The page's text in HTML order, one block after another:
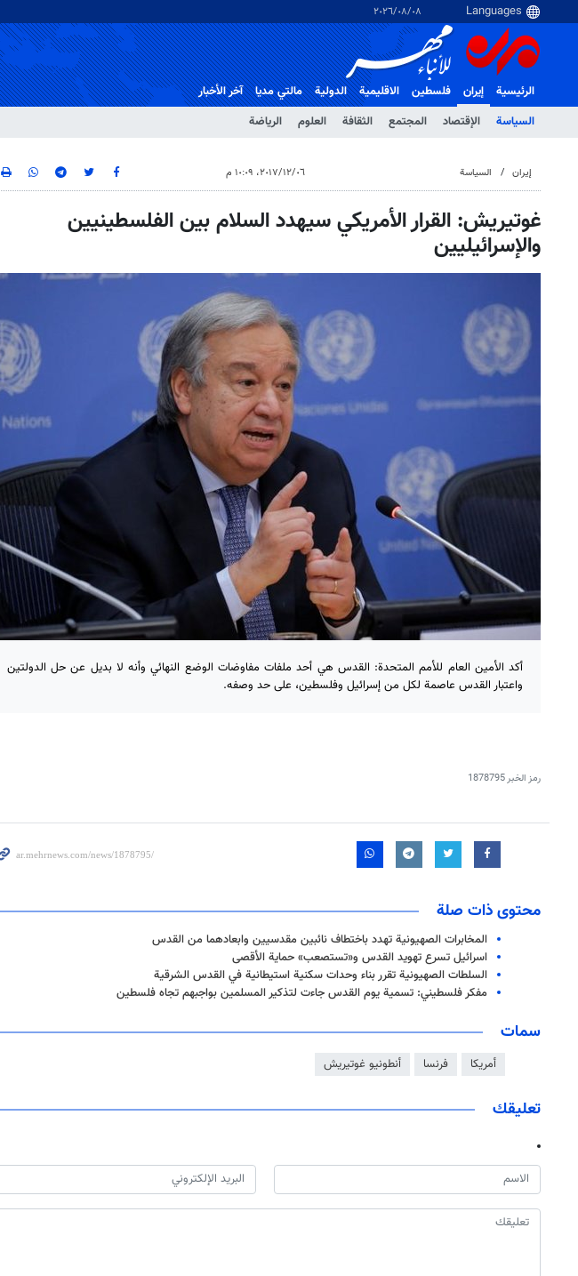
٠٨‏/٠٨‏/٢٠٢٦
الرئيسية
إيران
السياسة
الإقتصاد المجتمع الثقافة العلوم الرياضة
فلسطین الاقلیمیة الدولية مالتي مدیا آخر الأخبار
إيران السياسة ٠٦‏/١٢‏/٢٠١٧، ١٠:٠٩ م
غوتيريش: القرار الأمريكي سيهدد السلام بين الفلسطينيين
والإسرائيليين
أكد الأمين العام للأمم المتحدة: القدس هي أحد ملفات مفاوضات الوضع النهائي وأنه لا بديل عن حل الدولتين
واعتبار القدس عاصمة لكل من إسرائيل وفلسطين، على حد وصفه.
رمز الخبر1878795
محتوى ذات صلة
المخابرات الصهيونية تهدد باختطاف نائبين مقدسيين وابعادهما من القدس
اسرائيل تسرع تهويد القدس و«تستصعب» حماية الأقصى
السلطات الصهيونية تقرر بناء وحدات سكنية استيطانية في القدس الشرقية
مفكر فلسطيني: تسمية يوم القدس جاءت لتذكير المسلمين بواجبهم تجاه فلسطين
سمات
أمريكا فرنسا أنطونيو غوتيريش
تعليقك